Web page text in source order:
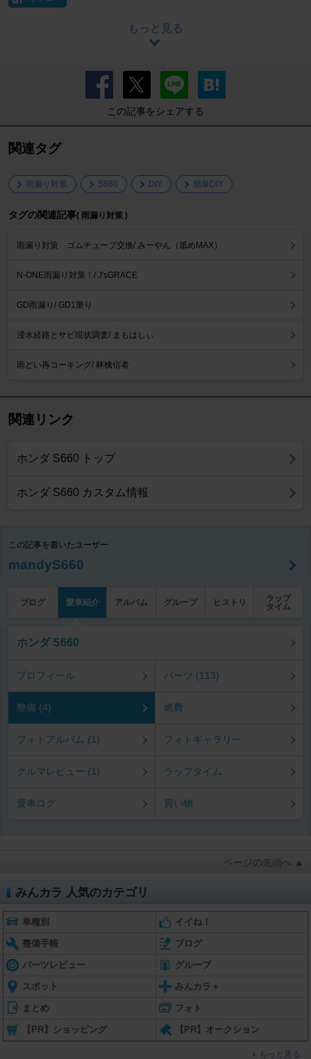
もっと見る
この記事をシェアする
関連タグ
雨漏り対策 S660 DIY 簡単DIY
タグの関連記事( 雨漏り対策 )
雨漏り対策 ゴムチューブ交換/ みーやん（舐めMAX）
N-ONE雨漏り対策！/ J'sGRACE
GD雨漏り/ GD1乗り
浸水経路とサビ現状調査/ まもはしぃ
雨どい再コーキング/ 林檎信者
関連リンク
ホンダ S660 トップ
ホンダ S660 カスタム情報
この記事を書いたユーザー
mandyS660
ブログ 愛車紹介 アルバム グループ ヒストリ
ラップ
タイム
ホンダ S660
プロフィール パーツ (113)
整備 (4) 燃費
フォトアルバム (1) フォトギャラリー
クルマレビュー (1) ラップタイム
愛車ログ 買い物
ページの先頭へ ▲
みんカラ 人気のカテゴリ
車種別 イイね！
整備手帳 ブログ
パーツレビュー グループ
スポット みんカラ＋
まとめ フォト
【PR】ショッピング 【PR】オークション
もっと見る